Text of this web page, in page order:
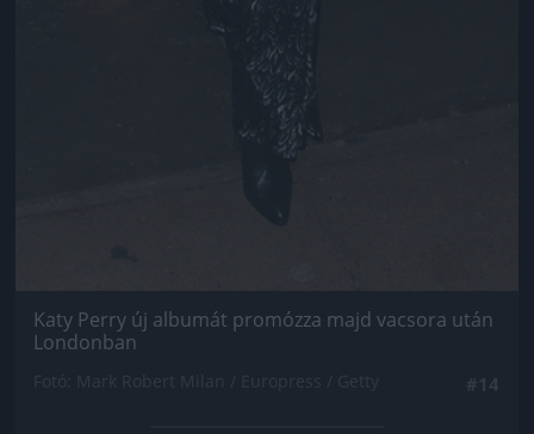
Katy Perry új albumát promózza majd vacsora után
Londonban